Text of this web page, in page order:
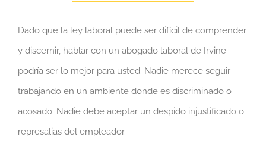
Dado que la ley laboral puede ser difícil de comprender
y discernir, hablar con un abogado laboral de Irvine
podría ser lo mejor para usted. Nadie merece seguir
trabajando en un ambiente donde es discriminado o
acosado. Nadie debe aceptar un despido injustificado o
represalias del empleador.